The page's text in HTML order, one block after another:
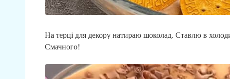
На терці для декору натираю шоколад. Ставлю в
Смачного!